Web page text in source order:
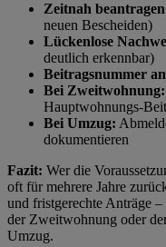
Zeitnah beantragen
neuen Bescheiden)
Lückenlose
deutlich erkennbar)
Beitragsnummer
Bei Zweitwohnung:
Hauptwohnungs-
Bei Umzug:
dokumentieren
Fazit: Wer die
oft für mehrere Jahre
und fristgerechte Anträge
der Zweitwohnung oder
Umzug.